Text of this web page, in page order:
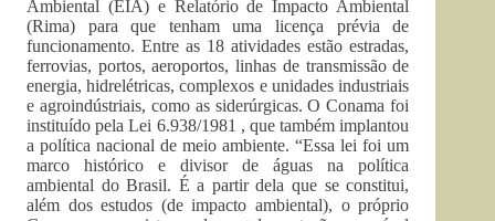
Ambiental (EIA) e Relatório de Impacto Ambiental
(Rima) para que tenham uma licença prévia de
funcionamento. Entre as 18 atividades estão estradas,
ferrovias, portos, aeroportos, linhas de transmissão de
energia, hidrelétricas, complexos e unidades industriais
e agroindústriais, como as siderúrgicas. O Conama foi
instituído pela Lei 6.938/1981 , que também implantou
a política nacional de meio ambiente. “Essa lei foi um
marco histórico e divisor de águas na política
ambiental do Brasil. É a partir dela que se constitui,
além dos estudos (de impacto ambiental), o próprio